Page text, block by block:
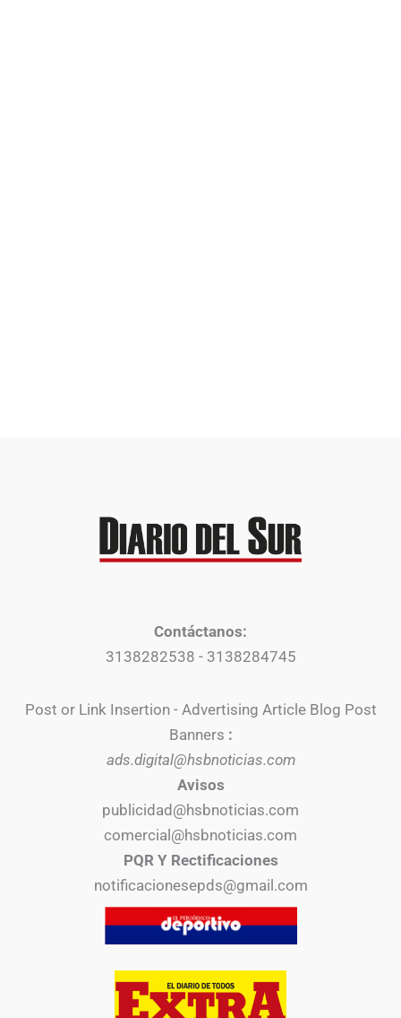
Contáctanos:
3138282538 - 3138284745
Post or Link Insertion - Advertising Article Blog Post
Banners :
ads.digital@hsbnoticias.com
Avisos
publicidad@hsbnoticias.com
comercial@hsbnoticias.com
PQR Y Rectificaciones
notificacionesepds@gmail.com